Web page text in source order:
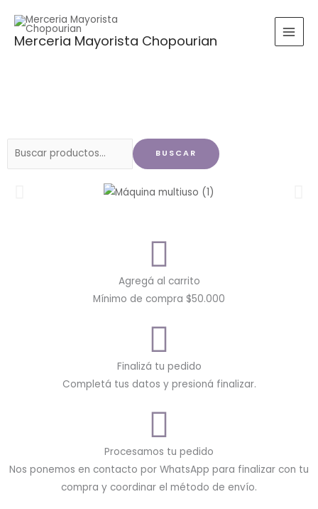
contenido
Merceria Mayorista Chopourian
Buscar
BUSCAR
Agregá al carrito
Mínimo de compra $50.000
Finalizá tu pedido
Completá tus datos y presioná finalizar.
Procesamos tu pedido
Nos ponemos en contacto por WhatsApp para finalizar con tu
compra y coordinar el método de envío.